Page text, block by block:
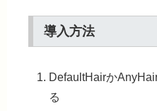
導入方法
DefaultHairか
る